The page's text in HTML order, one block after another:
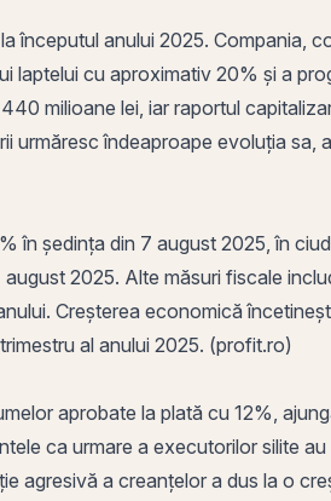
anului 2025. Compania,
laptelui cu aproximativ 20% și a
milioane lei, iar raportul
urmăresc îndeaproape evoluția sa,
în ședința din 7 august 2025, în
2025. Alte măsuri fiscale
Creșterea economică
al anului 2025. (profit.ro)
aprobate la plată cu 12%,
ca urmare a executorilor silite
agresivă a creanțelor a dus la o